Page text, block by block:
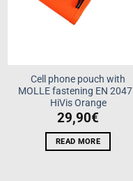
Cell phone pouch with
MOLLE fastening EN
HiVis Orange
29,90€
READ MORE